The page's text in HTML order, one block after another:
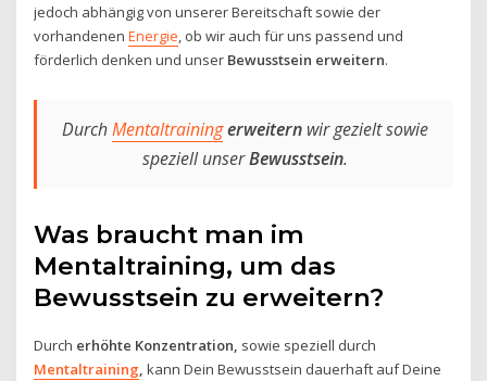
jedoch abhängig von unserer Bereitschaft sowie der
vorhandenenEnergie, ob wir auch für uns passend und
förderlich denken und unser Bewusstsein erweitern.
DurchMentaltrainingerweitern wir gezielt sowie
speziell unserBewusstsein.
Was braucht man im
Mentaltraining, um das
Bewusstsein zu erweitern?
Durch erhöhte Konzentration, sowie speziell durch
Mentaltraining, kann Dein Bewusstsein dauerhaft auf Deine